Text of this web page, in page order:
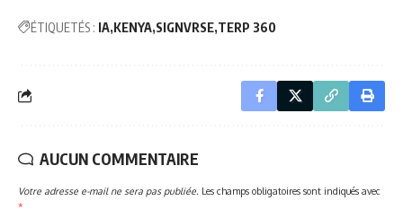
ÉTIQUETÉS : IA KENYA SIGNVRSE TERP 360
AUCUN COMMENTAIRE
Votre adresse e-mail ne sera pas publiée. Les champs obligatoires sont indiqués avec
*